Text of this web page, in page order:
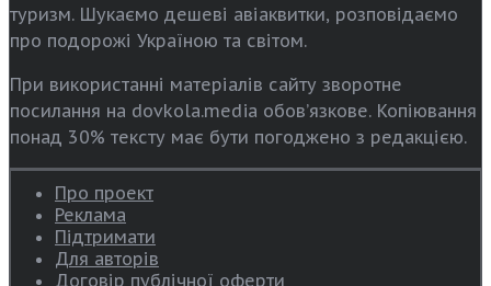
туризм. Шукаємо дешеві авіаквитки, розповідаємо
про подорожі Україною та світом.
При використанні матеріалів сайту зворотне
посилання на dovkola.media обов’язкове. Копіювання
понад 30% тексту має бути погоджено з редакцією.
Про проект
Реклама
Підтримати
Для авторів
Договір публічної оферти